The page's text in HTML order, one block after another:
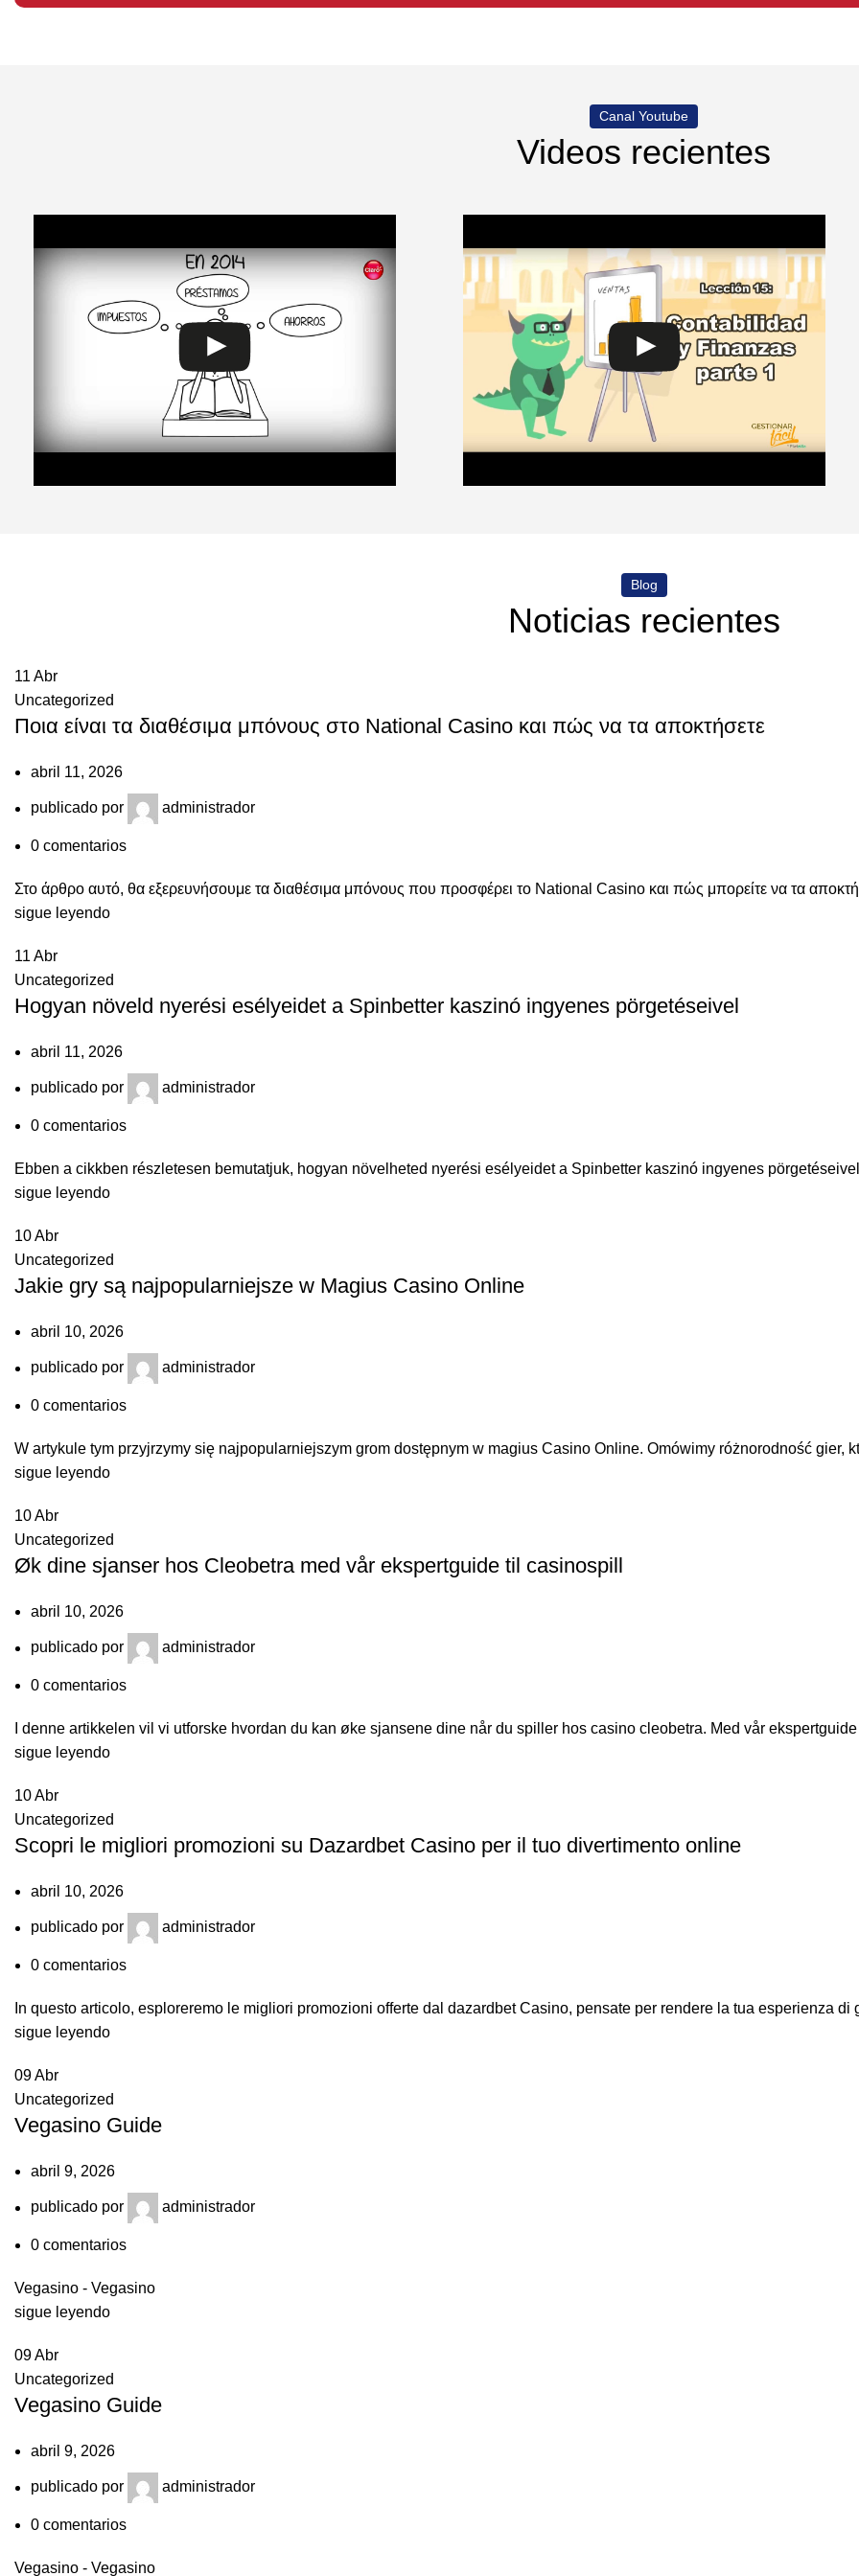
Canal Youtube
Videos recientes
Blog
Noticias recientes
11 Abr
Uncategorized
Ποια είναι τα διαθέσιμα μπόνους στο National Casino και πώς να τα αποκτήσετε
abril 11, 2026
publicado por administrador
0 comentarios
Στο άρθρο αυτό, θα εξερευνήσουμε τα διαθέσιμα μπόνους που προσφέρει το National Casino και πώς μπορείτε να τα
sigue leyendo
11 Abr
Uncategorized
Hogyan növeld nyerési esélyeidet a Spinbetter kaszinó ingyenes pörgetéseivel
abril 11, 2026
publicado por administrador
0 comentarios
Ebben a cikkben részletesen bemutatjuk, hogyan növelheted nyerési esélyeidet a Spinbetter kaszinó ingyenes
sigue leyendo
10Abr
Uncategorized
Jakie gry są najpopularniejsze w Magius Casino Online
abril 10, 2026
publicado por administrador
0 comentarios
W artykule tym przyjrzymy się najpopularniejszym grom dostępnym w magius Casino Online. Omówimy różnorodność gier,
sigue leyendo
10Abr
Uncategorized
Øk dine sjanser hos Cleobetra med vår ekspertguide til casinospill
abril 10, 2026
publicado por administrador
0 comentarios
I denne artikkelen vil vi utforske hvordan du kan øke sjansene dine når du spiller hos casino cleobetra. Med vår
sigue leyendo
10Abr
Uncategorized
Scopri le migliori promozioni su Dazardbet Casino per il tuo divertimento online
abril 10, 2026
publicado por administrador
0 comentarios
In questo articolo, esploreremo le migliori promozioni offerte dal dazardbet Casino, pensate per rendere la tua esperienza di
sigue leyendo
09Abr
Uncategorized
Vegasino Guide
abril 9, 2026
publicado por administrador
0 comentarios
Vegasino - Vegasino
sigue leyendo
09Abr
Uncategorized
Vegasino Guide
abril 9, 2026
publicado por administrador
0 comentarios
Vegasino - Vegasino